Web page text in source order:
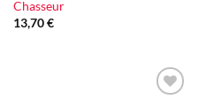
Chasseur
13,70€